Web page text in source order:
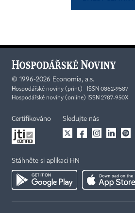
© 1996-2026 Economia, a.s.
Hospodářské noviny (print) ISSN 0862-9587
Hospodářské noviny (online) ISSN 2787-950X
Certifikováno Sledujte nás
Stáhněte si aplikaci HN